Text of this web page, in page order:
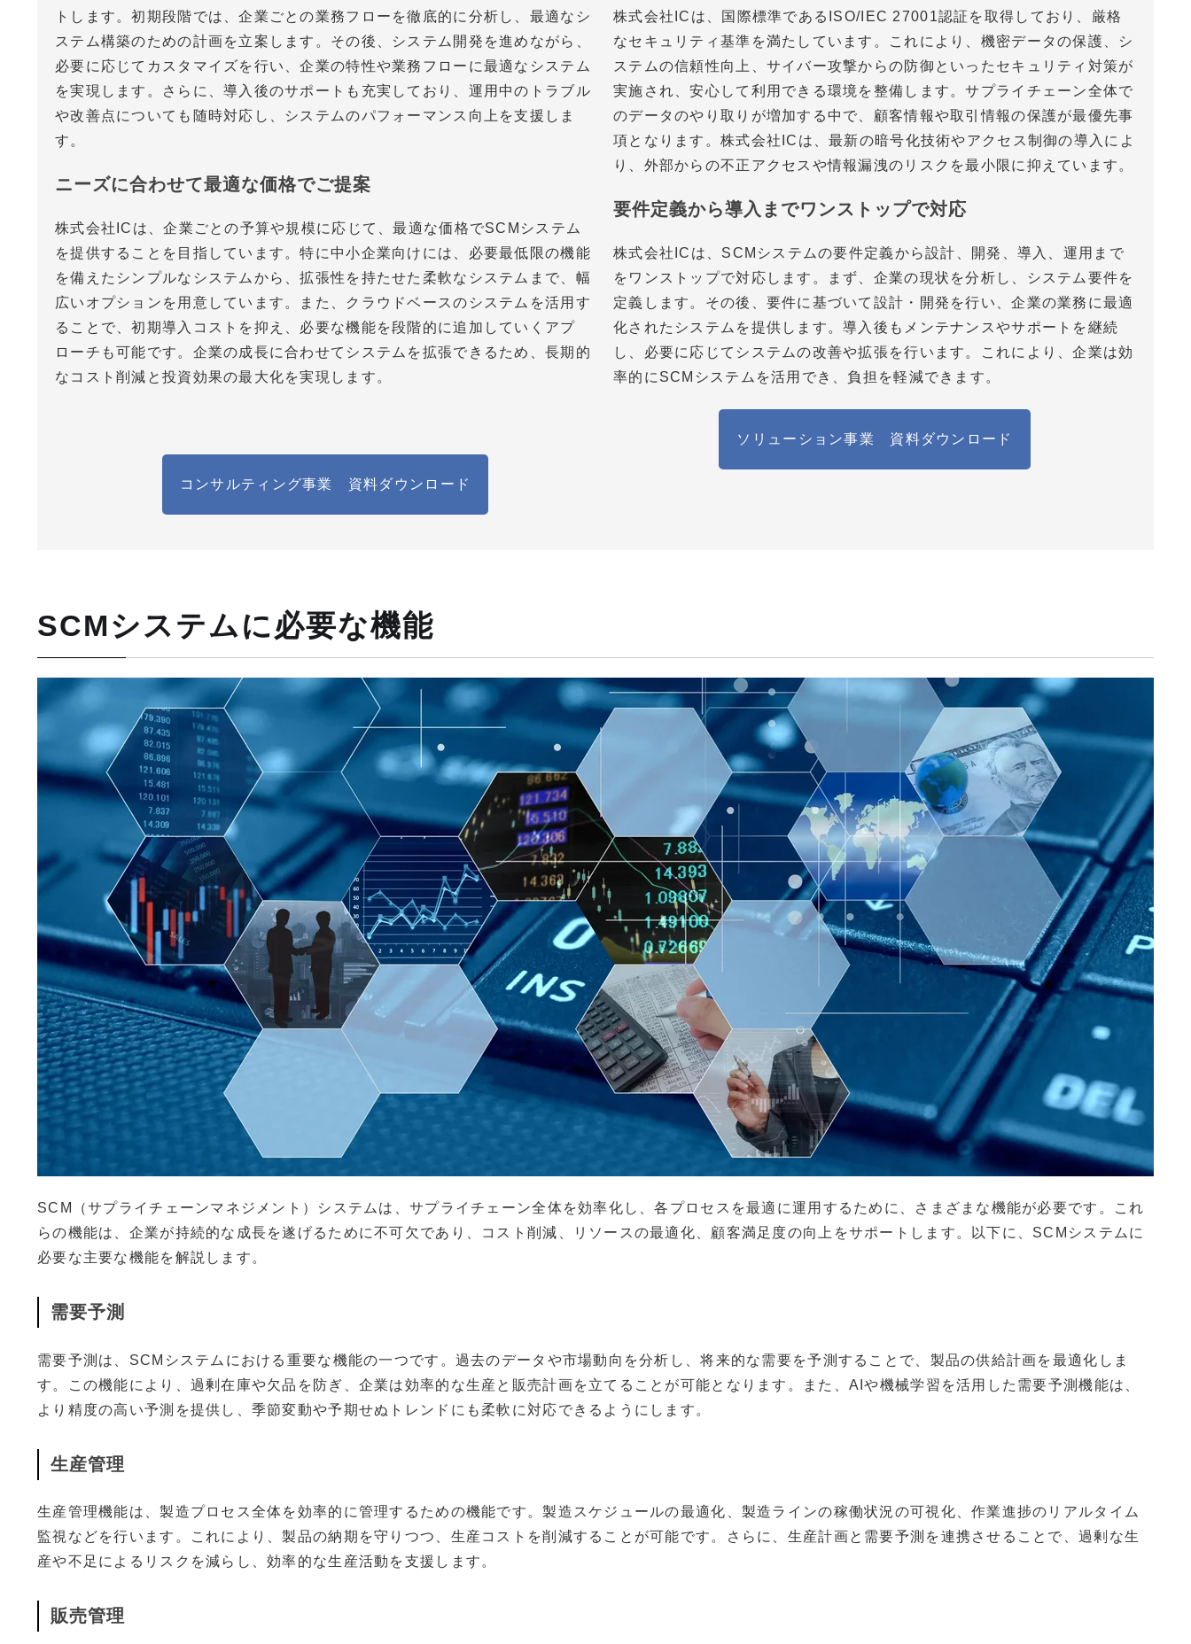
トします。初期段階では、企業ごとの業務フローを徹底的に分析し、最適なシ
ステム構築のための計画を立案します。その後、システム開発を進めながら、
必要に応じてカスタマイズを行い、企業の特性や業務フローに最適なシステム
を実現します。さらに、導入後のサポートも充実しており、運用中のトラブル
や改善点についても随時対応し、システムのパフォーマンス向上を支援しま
す。
ニーズに合わせて最適な価格でご提案
株式会社ICは、企業ごとの予算や規模に応じて、最適な価格でSCMシステム
を提供することを目指しています。特に中小企業向けには、必要最低限の機能
を備えたシンプルなシステムから、拡張性を持たせた柔軟なシステムまで、幅
広いオプションを用意しています。また、クラウドベースのシステムを活用す
ることで、初期導入コストを抑え、必要な機能を段階的に追加していくアプ
ローチも可能です。企業の成長に合わせてシステムを拡張できるため、長期的
なコスト削減と投資効果の最大化を実現します。
コンサルティング事業 資料ダウンロード
株式会社ICは、国際標準であるISO/IEC 27001認証を取得しており、厳格
なセキュリティ基準を満たしています。これにより、機密データの保護、シ
ステムの信頼性向上、サイバー攻撃からの防御といったセキュリティ対策が
実施され、安心して利用できる環境を整備します。サプライチェーン全体で
のデータのやり取りが増加する中で、顧客情報や取引情報の保護が最優先事
項となります。株式会社ICは、最新の暗号化技術やアクセス制御の導入によ
り、外部からの不正アクセスや情報漏洩のリスクを最小限に抑えています。
要件定義から導入までワンストップで対応
株式会社ICは、SCMシステムの要件定義から設計、開発、導入、運用まで
をワンストップで対応します。まず、企業の現状を分析し、システム要件を
定義します。その後、要件に基づいて設計・開発を行い、企業の業務に最適
化されたシステムを提供します。導入後もメンテナンスやサポートを継続
し、必要に応じてシステムの改善や拡張を行います。これにより、企業は効
率的にSCMシステムを活用でき、負担を軽減できます。
ソリューション事業 資料ダウンロード
SCMシステムに必要な機能
SCM（サプライチェーンマネジメント）システムは、サプライチェーン全体を効率化し、各プロセスを最適に運用するために、さまざまな機能が必要です。これ
らの機能は、企業が持続的な成長を遂げるために不可欠であり、コスト削減、リソースの最適化、顧客満足度の向上をサポートします。以下に、SCMシステムに
必要な主要な機能を解説します。
需要予測
需要予測は、SCMシステムにおける重要な機能の一つです。過去のデータや市場動向を分析し、将来的な需要を予測することで、製品の供給計画を最適化しま
す。この機能により、過剰在庫や欠品を防ぎ、企業は効率的な生産と販売計画を立てることが可能となります。また、AIや機械学習を活用した需要予測機能は、
より精度の高い予測を提供し、季節変動や予期せぬトレンドにも柔軟に対応できるようにします。
生産管理
生産管理機能は、製造プロセス全体を効率的に管理するための機能です。製造スケジュールの最適化、製造ラインの稼働状況の可視化、作業進捗のリアルタイム
監視などを行います。これにより、製品の納期を守りつつ、生産コストを削減することが可能です。さらに、生産計画と需要予測を連携させることで、過剰な生
産や不足によるリスクを減らし、効率的な生産活動を支援します。
販売管理